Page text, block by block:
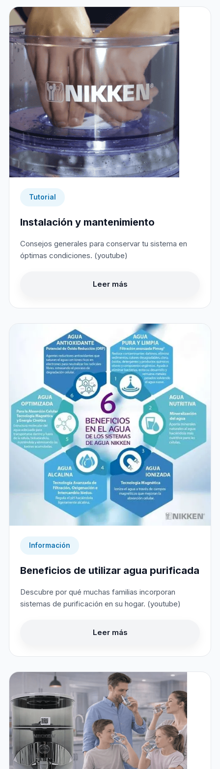
Tutorial
Instalación y mantenimiento
Consejos generales para conservar tu sistema en
óptimas condiciones. (youtube)
Leer más
Información
Beneficios de utilizar agua purificada
Descubre por qué muchas familias incorporan
sistemas de purificación en su hogar. (youtube)
Leer más